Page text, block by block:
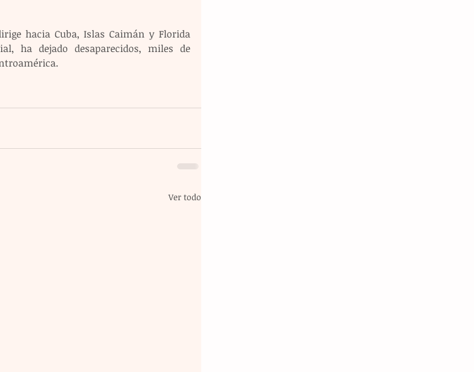
hacia Cuba, Islas Caimán y Florida
ha dejado desaparecidos, miles de
Ver todo